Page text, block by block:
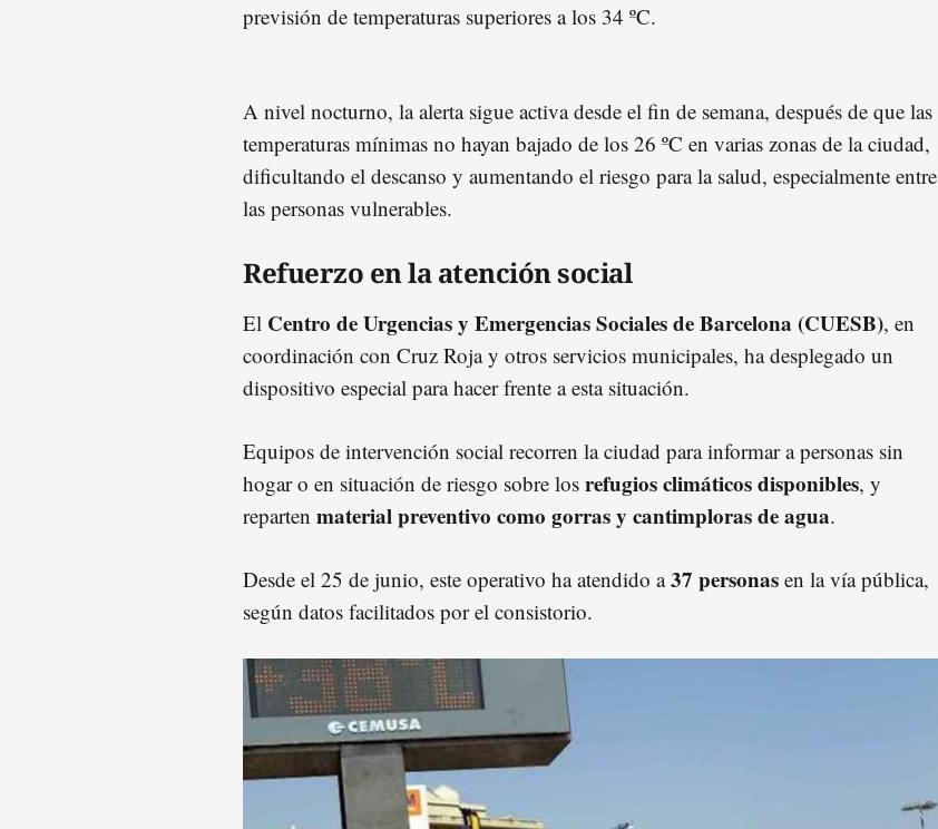
previsión de temperaturas superiores a los 34 ºC.
A nivel nocturno, la alerta sigue activa desde el fin de semana, después de que las
temperaturas mínimas no hayan bajado de los 26 ºC en varias zonas de la ciudad,
dificultando el descanso y aumentando el riesgo para la salud, especialmente entre
las personas vulnerables.
Refuerzo en la atención social
El Centro de Urgencias y Emergencias Sociales de Barcelona (CUESB), en
coordinación con Cruz Roja y otros servicios municipales, ha desplegado un
dispositivo especial para hacer frente a esta situación.
Equipos de intervención social recorren la ciudad para informar a personas sin
hogar o en situación de riesgo sobre los refugios climáticos disponibles, y
reparten material preventivo como gorras y cantimploras de agua.
Desde el 25 de junio, este operativo ha atendido a37 personas en la vía pública,
según datos facilitados por el consistorio.